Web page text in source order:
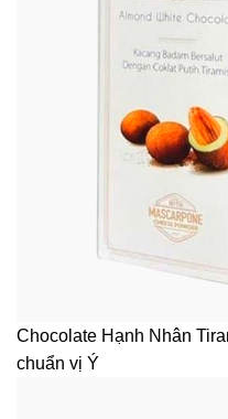
Chocolate Hạnh Nhân
chuẩn vị Ý